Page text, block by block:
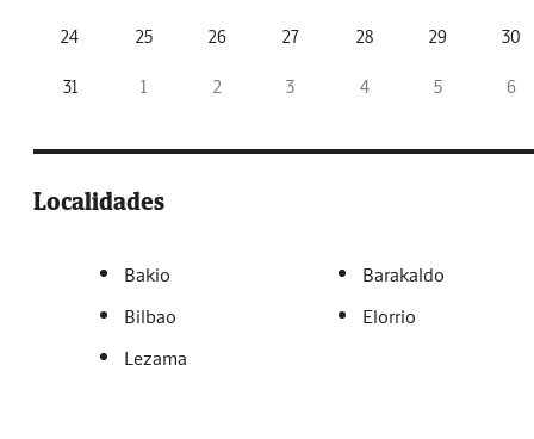
24 25 26 27 28 29 30
31 1 2 3 4 5 6
Localidades
Bakio
Barakaldo
Bilbao
Elorrio
Lezama